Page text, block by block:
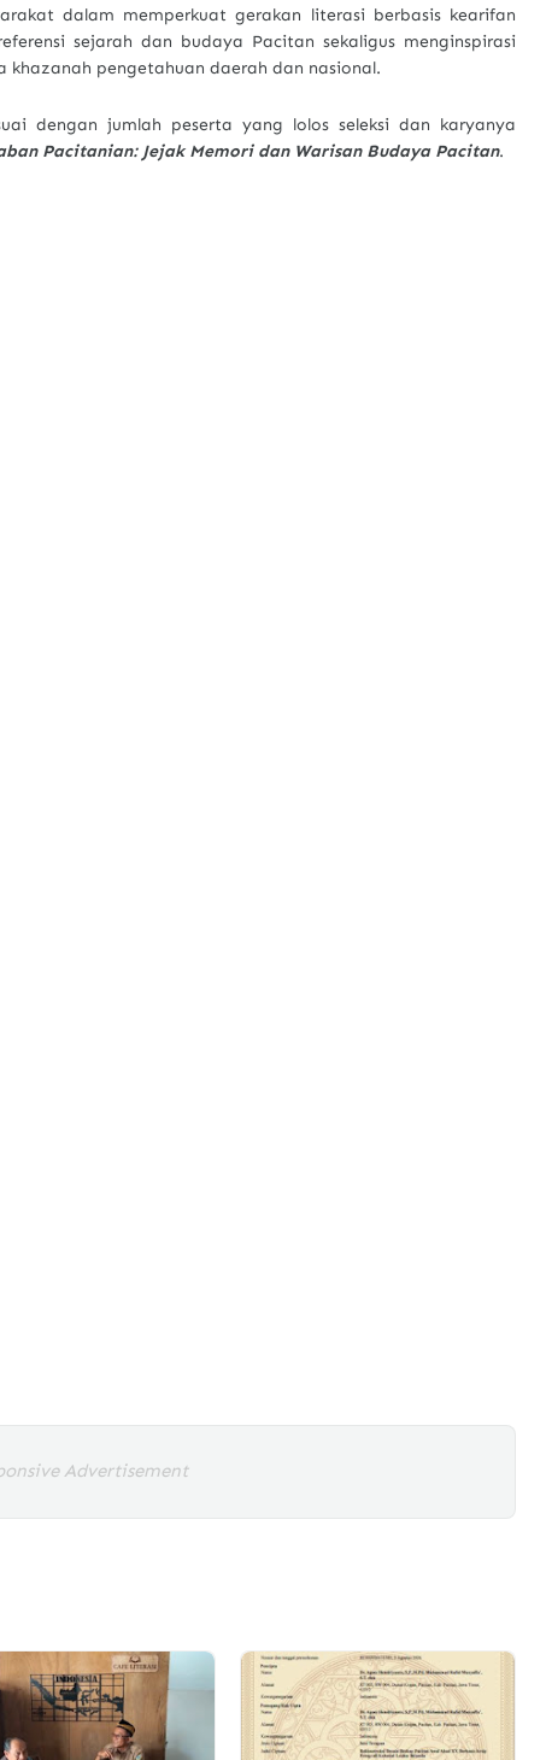
dalam memperkuat gerakan literasi berbasis kearifan
sejarah dan budaya Pacitan sekaligus menginspirasi
pengetahuan daerah dan nasional.
dengan jumlah peserta yang lolos seleksi dan karyanya
Pacitanian: Jejak Memori dan Warisan Budaya Pacitan.
Advertisement